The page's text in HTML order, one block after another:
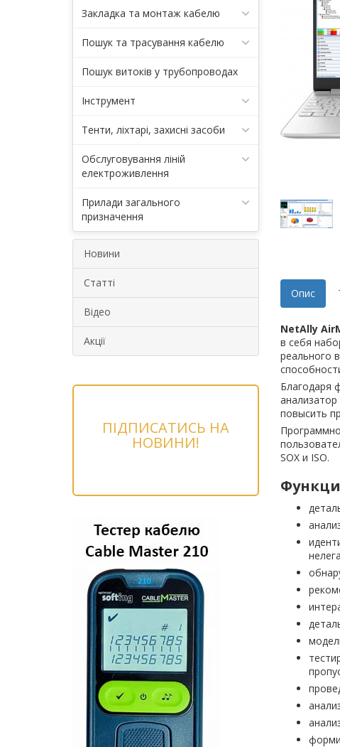
Закладка та монтаж кабелю
Пошук та трасування кабелю
Пошук витоків у трубопроводах
Інструмент
Тенти, ліхтарі, захисні засоби
Обслуговування ліній
електроживлення
Прилади загального
призначення
Новини
Статті
Відео
Акції
ПІДПИСАТИСЬ НА
НОВИНИ!
Опис
NetAlly
в себя
реального
Благодаря
повысить
SOX и ISO.